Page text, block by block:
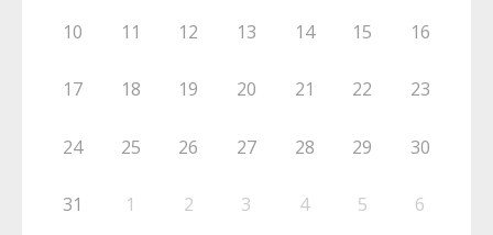
10 11 12 13 14 15 16
17 18 19 20 21 22 23
24 25 26 27 28 29 30
31 1 2 3 4 5 6